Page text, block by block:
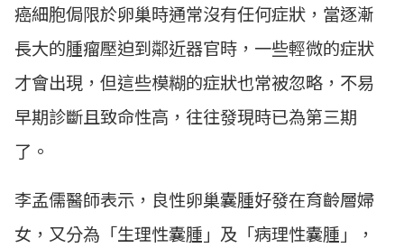
癌細胞侷限於卵巢時通常沒有任何症狀，當逐漸
長大的腫瘤壓迫到鄰近器官時，一些輕微的症狀
才會出現，但這些模糊的症狀也常被忽略，不易
早期診斷且致命性高，往往發現時已為第三期
了。
李孟儒醫師表示，良性卵巢囊腫好發在育齡層婦
女，又分為「生理性囊腫」及「病理性囊腫」，